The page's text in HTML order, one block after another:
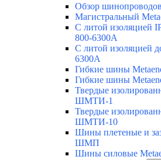
Обзор
Магистральный
С литой изоляцией
800-6300A
С литой изоляцией
6300A
Гибкие шины
Гибкие шины
Твердые
ШМТИ-1
Твердые
ШМТИ-10
Шины плетеные и
ШМП
Шины силовые